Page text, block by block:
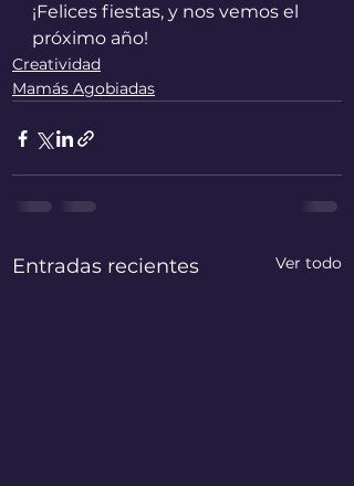
¡Felices fiestas, y nos vemos el
próximo año!
Creatividad
Mamás Agobiadas
Entradas recientes Ver todo